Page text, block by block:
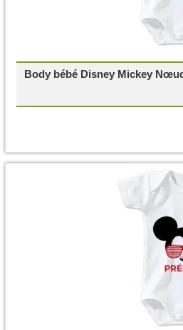
Body bébé Disney Mickey